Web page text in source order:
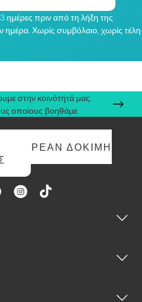
ημέρες πριν από τη λήξη της
Χωρίς συμβόλαιο, χωρίς τέλη
στην κοινότητά μας.
οποίους βοηθάμε.
ΔΩΡΕΆΝ ΔΟΚΙΜΉ